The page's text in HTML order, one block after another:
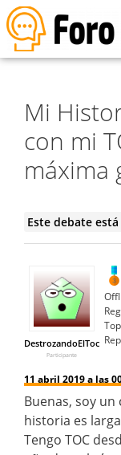
Mi
con mi
máxima
Este debate
DestrozandoElToc
Participante
11 abril 2019 a las
Buenas, soy un
historia es
Tengo TOC